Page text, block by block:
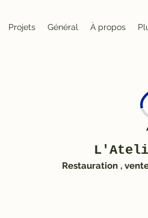
Projets Général À propos
Restauration ,